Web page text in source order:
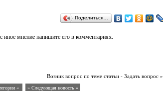
Поделиться…
иное мнение напишите его в комментариях.
Возник вопрос по теме статьи - Задать вопрос »
« » Следующая новость »